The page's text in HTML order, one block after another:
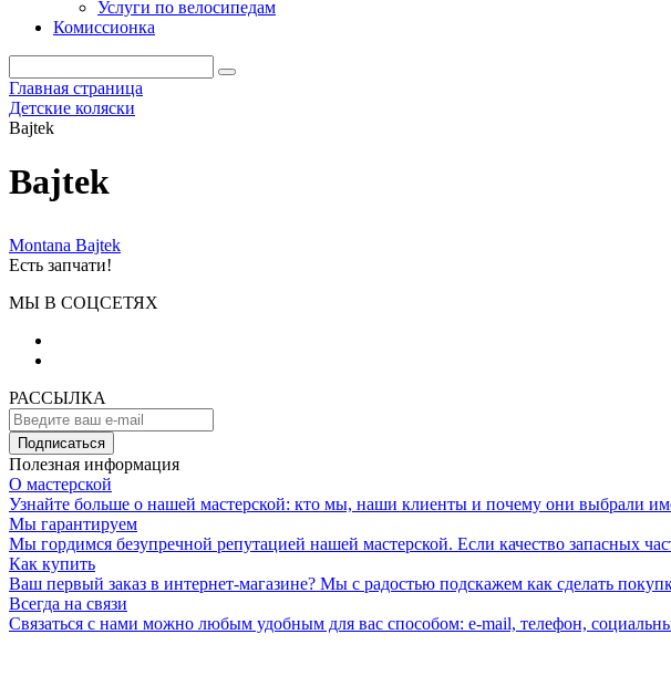
Услуги по велосипедам
Комиссионка
Главная страница
Детские коляски
Bajtek
Bajtek
Montana Bajtek
Есть запчати!
МЫ В СОЦСЕТЯХ
РАССЫЛКА
Подписаться
Полезная информация
О мастерской
Узнайте больше о нашей мастерской: кто мы, наши клиенты и почему они выбрали
Мы гарантируем
Мы гордимся безупречной репутацией нашей мастерской. Если качество запасных
Как купить
Ваш первый заказ в интернет-магазине? Мы с радостью подскажем как сделать
Всегда на связи
Связаться с нами можно любым удобным для вас способом: e-mail, телефон,